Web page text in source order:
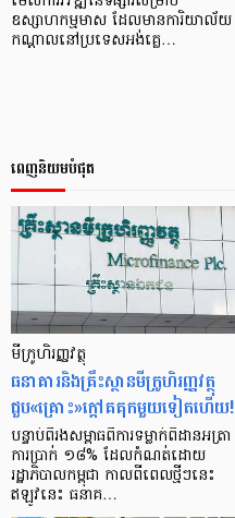
ឧស្សាហកម្មមាស ដែលមានការិយាល័យ
កណ្ដាលនៅប្រទេសអង់គ្លេ…
ពេញនិយមបំផុត
មីក្រូ​ហិរញ្ញវត្ថុ
ធនាគារ​និង​គ្រឹះស្ថាន​មីក្រូ​ហិរញ្ញវត្ថុ​
ជួប«គ្រោះ»ក្តៅ​គគុក​មួយ​ទៀត​ហើយ!
បន្ទាប់​ពី​រង​សម្ពាធ​​ពី​ការ​ទម្លាក់​ពិដាន​អត្រា​
ការ​ប្រាក់ ១៨​% ដែល​កំណត់​ដោយ​
រដ្ឋាភិបាល​កម្ពុជា កាល​ពី​ពេល​ថ្មីៗ​នេះ
ឥឡូវ​នេះ ធនាគ…